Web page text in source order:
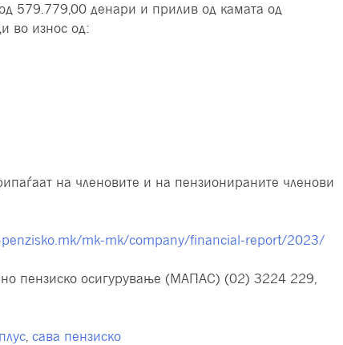
579.779,00 денари и прилив од камата од
во износ од:
на членовите и на пензионираните членови
mk-mk/company/financial-report/2023/
пензиско осигурување (МАПАС) (02) 3224 229,
, сава пензиско